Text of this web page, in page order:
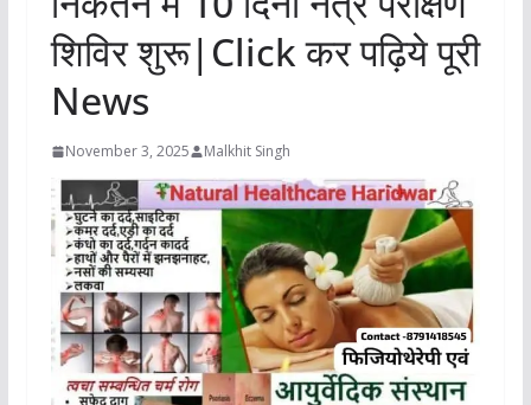
शिविर शुरू|Click कर पढ़िये पूरी
News
November 3, 2025 Malkhit Singh